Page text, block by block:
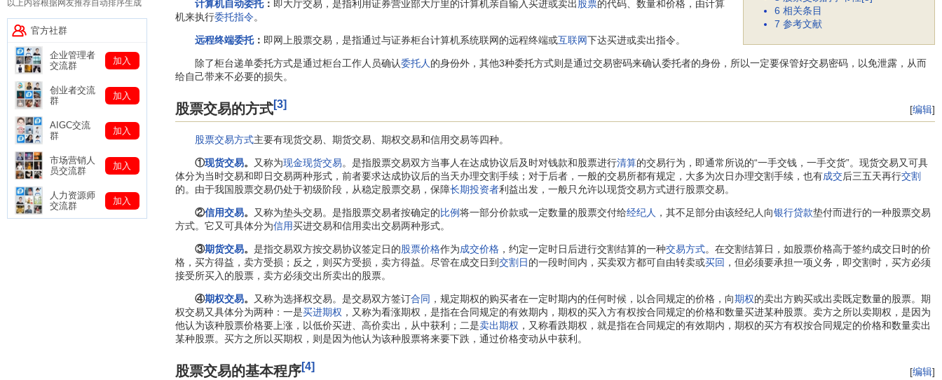
6 相关条目
7 参考文献
计算机自动委托： 即大厅交易，是指利用证券营业部大厅里的计算机亲自输入买进或卖出 股票的代码、数量和价格，由计算
机来执行委托指令。
远程终端委托： 即网上股票交易，是指通过与证券柜台计算机系统联网的远程终端或互联网下达买进或卖出指令。
除了柜台递单委托方式是通过柜台工作人员确认委托人 的身份外，其他3种委托方式则是通过交易密码来确认委托者的身份，所以一定要保管好交易密码，以免泄露，从而
给自己带来不必要的损失。
[编辑]
股票交易的方式[3]
股票交易方式主要有现货交易、期货交易、期权交易和信用交易等四种。
①现货交易。 又称为现金现货交易。是指股票交易双方当事人在达成协议后及时对钱款和股票进行清算的交易行为，即通常所说的“一手交钱，一手交货”。现货交易又可具
体分为当时交易和即日交易两种形式，前者要求达成协议后的当天办理交割手续；对于后者，一般的交易所都有规定，大多为次日办理交割手续，也有成交后三五天再行交割
的。由于我国股票交易仍处于初级阶段，从稳定股票交易，保障长期投资者利益出发，一般只允许以现货交易方式进行股票交易。
②信用交易。 又称为垫头交易。是指股票交易者按确定的比例将一部分价款或一定数量的股票交付给经纪人 ，其不足部分由该经纪人向银行贷款垫付而进行的一种股票交易
方式。它又可具体分为信用买进交易和信用卖出交易两种形式。
③期货交易。 是指交易双方按交易协议签定日的股票价格作为成交价格 ，约定一定时日后进行交割结算的一种交易方式。在交割结算日，如股票价格高于签约成交日时的价
格，买方得益，卖方受损；反之，则买方受损，卖方得益。尽管在成交日到交割日的一段时间内，买卖双方都可自由转卖或买回 ，但必须要承担一项义务，即交割时，买方必须
接受所买入的股票，卖方必须交出所卖出的股票。
④期权交易。 又称为选择权交易。是交易双方签订合同 ，规定期权的购买者在一定时期内的任何时候，以合同规定的价格，向期权的卖出方购买或出卖既定数量的股票。期
权交易又具体分为两种：一是买进期权 ，又称为看涨期权，是指在合同规定的有效期内，期权的买入方有权按合同规定的价格和数量买进某种股票。卖方之所以卖期权，是因为
他认为该种股票价格要上涨，以低价买进、高价卖出，从中获利；二是卖出期权 ，又称看跌期权，就是指在合同规定的有效期内，期权的买方有权按合同规定的价格和数量卖出
某种股票。买方之所以买期权，则是因为他认为该种股票将来要下跌，通过价格变动从中获利。
[编辑]
股票交易的基本程序[4]
以上内容根据网友推荐自动排序生成
官方社群
企业管理者
交流群
加入
创业者交流
群
加入
AIGC交流
群
加入
市场营销人
员交流群
加入
人力资源师
交流群
加入